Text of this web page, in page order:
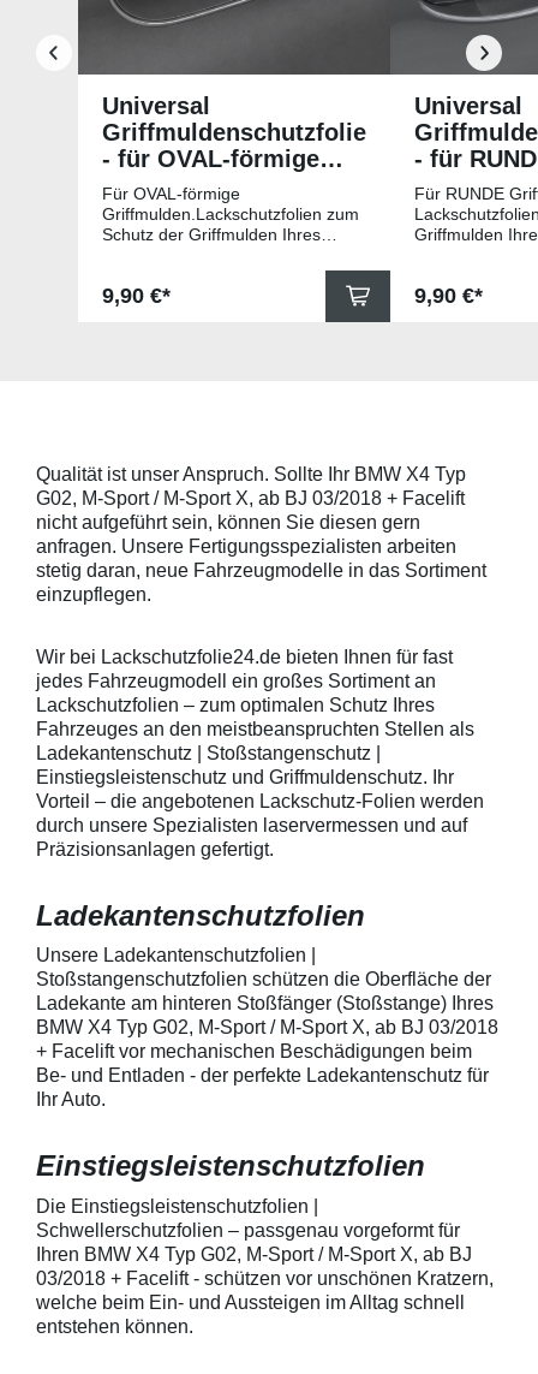
Universal
Griffmuldenschutzfolie
- für OVAL-förmige
Griffmulden
Für OVAL-förmige
Griffmulden.Lackschutzfolien zum
Schutz der Griffmulden Ihres
Schutzfolie gegen Kratzer in den
Griffmulden. Die Pads sind 78mm
beigelegter Anleitung) benetzen,
diese danach auflegen und mittig
anstreichen - anschließend die
Lackschutzfolie mittels Fön
erwärmen und von der Mitte
heraus in alle Richtungen
ausstreichen. Bei Fragen
transparente Lackschutzfolie 5
Stück Lackschutzpads für 5
Griffmulden / Griffschalen
Merkmale Spezielle Vinylfolie mit
bestmöglichem Schutz gegen
Kratzer und Abrieb Bestens
geeignet zum Schutz von
Fahrzeugkarosserien gegen
mechanische Einwirkung am
AutolackSpeziell zur Verwendung
mechanische Einwirkung
entwickeltStärke der Folie beträgt
150 µmSchützt den wertvollen
Lack in der GriffmuldenKeine
unschönen Kratzer durch
Fingenägel oder Ringe in den
GriffmuldenSpezielle Vinylfolie mit
bestmöglichem Schutz gegen
Kratzer und Abrieb am
Regulärer Preis:
9,90 €*
Universal
- für
Für RUNDE
Griffmulden
Die Pads sind
Schutzpads
sollten die
Griffmulden
Aussenrändern
mindestens
diese danach
anstreichen -
Lackschutzfolie
erwärmen und
ausstreichen.
kontaktieren
telefonisch.
transparente
mechanische
zum Schutz von
mechanische
Fingenägel
Kratzer und
Fahrzeuglack
Regulärer
9,90 €*
Qualität ist unser Anspruch. Sollte Ihr BMW X4 Typ
G02, M-Sport / M-Sport X, ab BJ 03/2018 + Facelift
nicht aufgeführt sein, können Sie diesen gern
anfragen. Unsere Fertigungsspezialisten arbeiten
stetig daran, neue Fahrzeugmodelle in das Sortiment
einzupflegen.
Wir bei Lackschutzfolie24.de bieten Ihnen für fast
jedes Fahrzeugmodell ein großes Sortiment an
Lackschutzfolien – zum optimalen Schutz Ihres
Fahrzeuges an den meistbeanspruchten Stellen als
Ladekantenschutz | Stoßstangenschutz |
Einstiegsleistenschutz und Griffmuldenschutz. Ihr
Vorteil – die angebotenen Lackschutz-Folien werden
durch unsere Spezialisten laservermessen und auf
Präzisionsanlagen gefertigt.
Ladekantenschutzfolien
Unsere Ladekantenschutzfolien |
Stoßstangenschutzfolien schützen die Oberfläche der
Ladekante am hinteren Stoßfänger (Stoßstange) Ihres
BMW X4 Typ G02, M-Sport / M-Sport X, ab BJ 03/2018
+ Facelift vor mechanischen Beschädigungen beim
Be- und Entladen - der perfekte Ladekantenschutz für
Ihr Auto.
Einstiegsleistenschutzfolien
Die Einstiegsleistenschutzfolien |
Schwellerschutzfolien – passgenau vorgeformt für
Ihren BMW X4 Typ G02, M-Sport / M-Sport X, ab BJ
03/2018 + Facelift - schützen vor unschönen Kratzern,
welche beim Ein- und Aussteigen im Alltag schnell
entstehen können.